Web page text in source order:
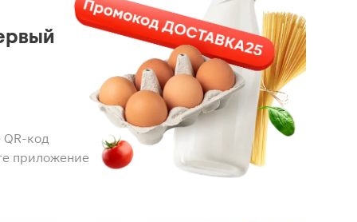
код
приложение